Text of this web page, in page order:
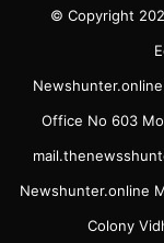
© Copyright
Office No 603
Newshunter.online
Colony